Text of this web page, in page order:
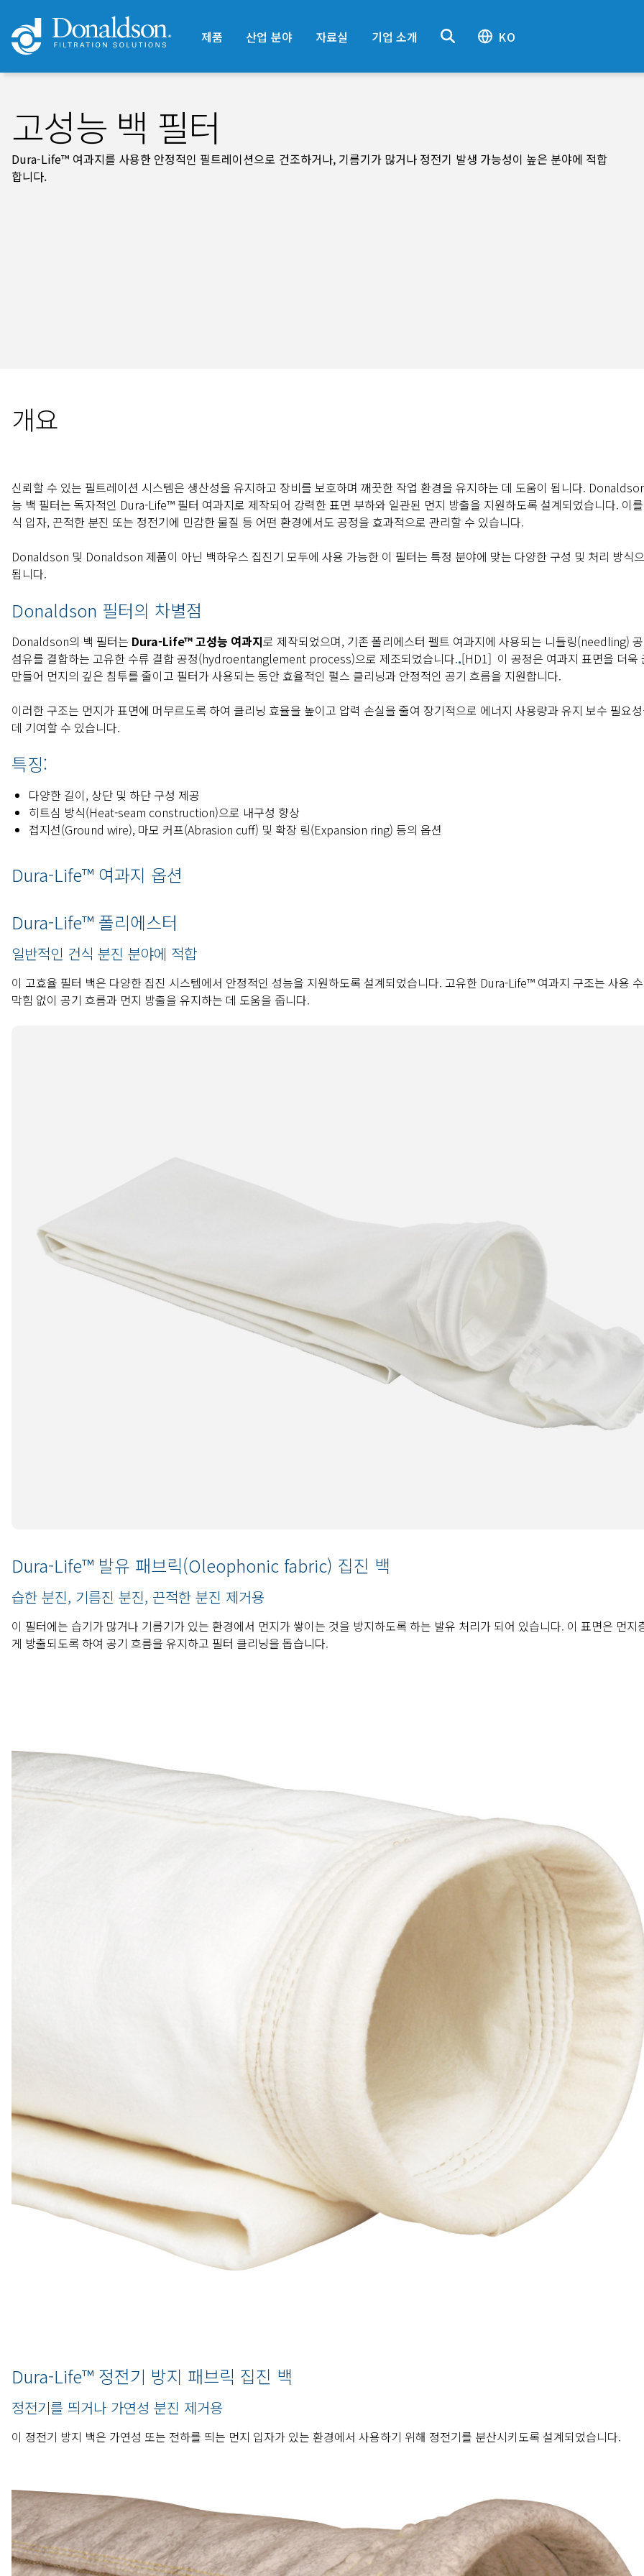
제품 산업 분야 자료실 기업 소개 KO
고성능 백 필터
Dura-Life™ 여과지를 사용한 안정적인 필트레이션으로 건조하거나, 기름기가 많거나 정전기 발생 가능성이 높은 분야에 적합
합니다.
개요
신뢰할 수 있는 필트레이션 시스템은 생산성을 유지하고 장비를 보호하며 깨끗한 작업 환경을 유지하는 데 도움이 됩니다.
능 백 필터는 독자적인 Dura-Life™ 필터 여과지로 제작되어 강력한 표면 부하와 일관된 먼지 방출을 지원하도록 설계되었습니다. 이
식 입자, 끈적한 분진 또는 정전기에 민감한 물질 등 어떤 환경에서도 공정을 효과적으로 관리할 수 있습니다.
Donaldson 및 Donaldson 제품이 아닌 백하우스 집진기 모두에 사용 가능한 이 필터는 특정 분야에 맞는 다양한 구성 및 처리 방식
됩니다.
Donaldson 필터의 차별점
Donaldson의 백 필터는 Dura-Life™ 고성능 여과지로 제작되었으며, 기존 폴리에스터 펠트 여과지에 사용되는 니들링(needling)
섬유를 결합하는 고유한 수류 결합 공정(hydroentanglement process)으로 제조되었습니다..[HD1] 이 공정은 여과지 표면을 더욱
만들어 먼지의 깊은 침투를 줄이고 필터가 사용되는 동안 효율적인 펄스 클리닝과 안정적인 공기 흐름을 지원합니다.
이러한 구조는 먼지가 표면에 머무르도록 하여 클리닝 효율을 높이고 압력 손실을 줄여 장기적으로 에너지 사용량과 유지 보수 필요
데 기여할 수 있습니다.
특징:
다양한 길이, 상단 및 하단 구성 제공
히트심 방식(Heat-seam construction)으로 내구성 향상
접지선(Ground wire), 마모 커프(Abrasion cuff) 및 확장 링(Expansion ring) 등의 옵션
Dura-Life™ 여과지 옵션
Dura-Life™ 폴리에스터
일반적인 건식 분진 분야에 적합
이 고효율 필터 백은 다양한 집진 시스템에서 안정적인 성능을 지원하도록 설계되었습니다. 고유한 Dura-Life™ 여과지 구조는 사용
막힘 없이 공기 흐름과 먼지 방출을 유지하는 데 도움을 줍니다.
Dura-Life™ 발유 패브릭(Oleophonic fabric) 집진 백
습한 분진, 기름진 분진, 끈적한 분진 제거용
이 필터에는 습기가 많거나 기름기가 있는 환경에서 먼지가 쌓이는 것을 방지하도록 하는 발유 처리가 되어 있습니다. 이 표면은 먼지
게 방출되도록 하여 공기 흐름을 유지하고 필터 클리닝을 돕습니다.
Dura-Life™ 정전기 방지 패브릭 집진 백
정전기를 띄거나 가연성 분진 제거용
이 정전기 방지 백은 가연성 또는 전하를 띄는 먼지 입자가 있는 환경에서 사용하기 위해 정전기를 분산시키도록 설계되었습니다.